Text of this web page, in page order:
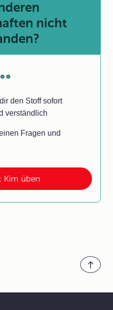
Kim üben
nicht
den Stoff sofort
verständlich
Fragen und